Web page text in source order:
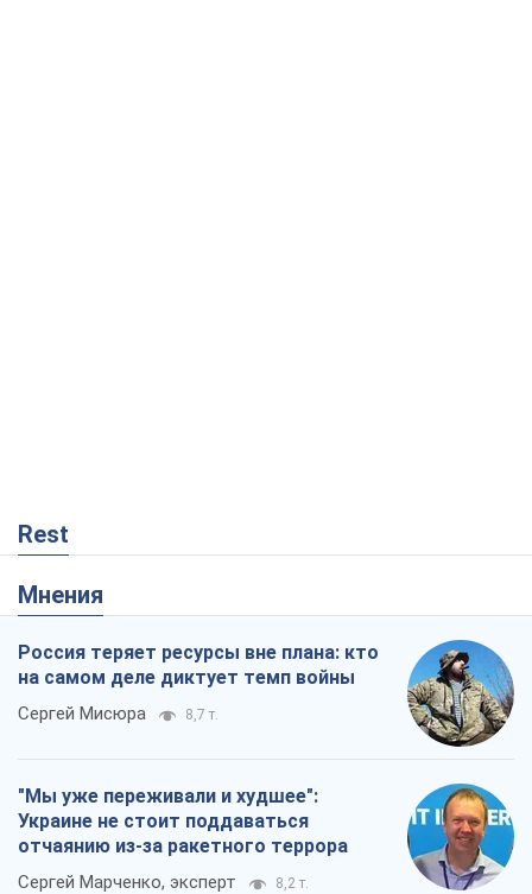
Rest
Мнения
Россия теряет ресурсы вне плана: кто
на самом деле диктует темп войны
Сергей Мисюра 8,7 т.
"Мы уже переживали и худшее":
Украине не стоит поддаваться
отчаянию из-за ракетного террора
Сергей Марченко, эксперт 8,2 т.